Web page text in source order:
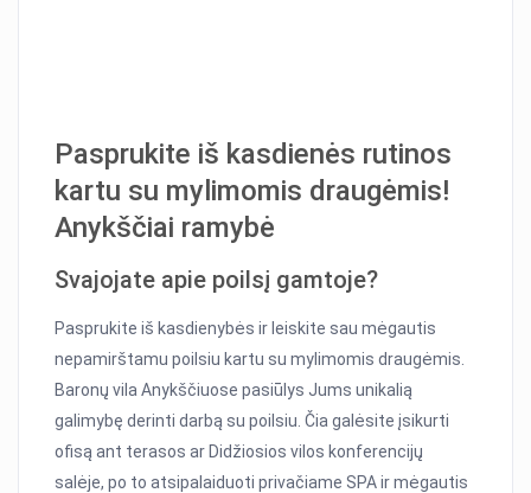
Pasprukite iš kasdienės rutinos
kartu su mylimomis draugėmis!
Anykščiai ramybė
Svajojate apie poilsį gamtoje?
Pasprukite iš kasdienybės ir leiskite sau mėgautis
nepamirštamu poilsiu kartu su mylimomis draugėmis.
Baronų vila Anykščiuose pasiūlys Jums unikalią
galimybę derinti darbą su poilsiu. Čia galėsite įsikurti
ofisą ant terasos ar Didžiosios vilos konferencijų
salėje, po to atsipalaiduoti privačiame SPA ir mėgautis